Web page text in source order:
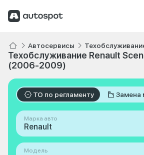
Автосервисы
Техобслуживание Renault
(2006-2009)
ТО по регламенту Замена
Марка авто
Renault
Модель